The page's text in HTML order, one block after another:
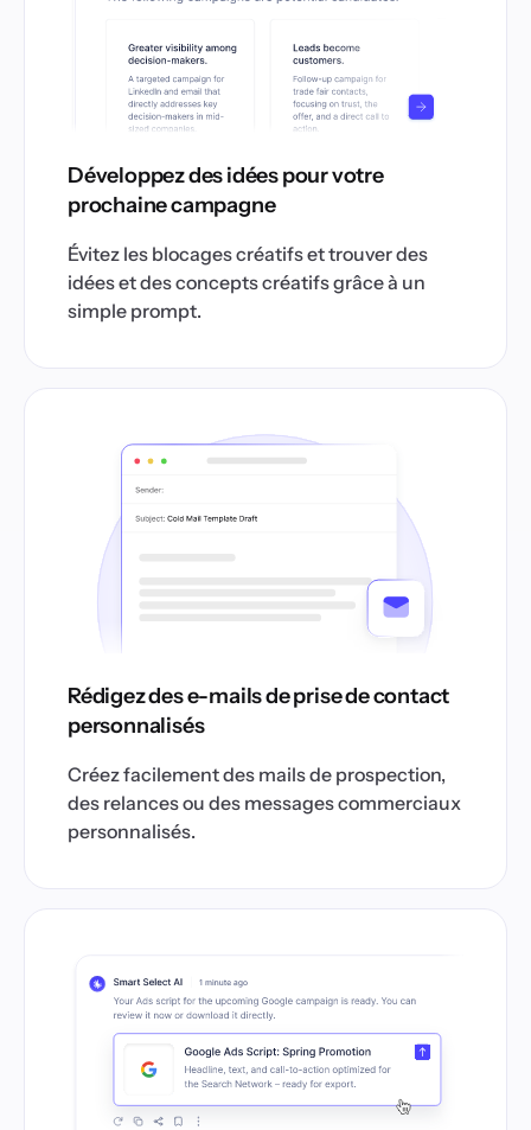
Développez des idées pour votre
prochaine campagne
Évitez les blocages créatifs et trouver des
idées et des concepts créatifs grâce à un
simple prompt.
Rédigez des e-mails de prise de contact
personnalisés
Créez facilement des mails de prospection,
des relances ou des messages commerciaux
personnalisés.